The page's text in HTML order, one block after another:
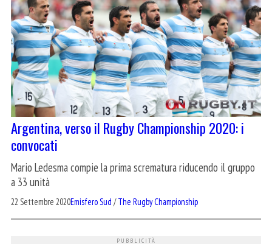
Argentina, verso il Rugby Championship 2020: i
convocati
Mario Ledesma compie la prima scrematura riducendo il gruppo
a 33 unità
22 Settembre 2020Emisfero Sud /The Rugby Championship